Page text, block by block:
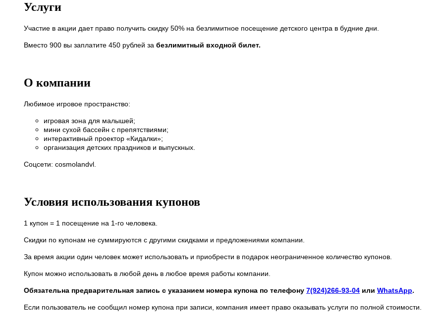
Услуги
Участие в акции дает право получить скидку 50% на безлимитное посещение детского центра в будние дни.
Вместо 900 вы заплатите 450 рублей за безлимитный входной билет.
О компании
Любимое игровое пространство:
игровая зона для малышей;
мини сухой бассейн с препятствиями;
интерактивный проектор «Кидалки»;
организация детских праздников и выпускных.
Соцсети: cosmolandvl.
Условия использования купонов
1 купон = 1 посещение на 1-го человека.
Скидки по купонам не суммируются с другими скидками и предложениями компании.
За время акции один человек может использовать и приобрести в подарок неограниченное количество купонов.
Купон можно использовать в любой день в любое время работы компании.
Обязательна предварительная запись с указанием номера купона по телефону 7(924)266-93-04 или WhatsApp.
Если пользователь не сообщил номер купона при записи, компания имеет право оказывать услуги по полной стоимости.